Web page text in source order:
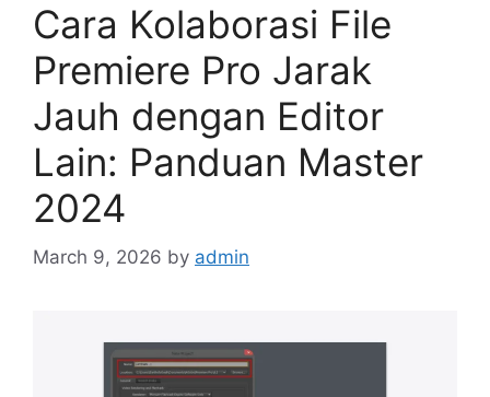
Cara Kolaborasi File
Premiere Pro Jarak
Jauh dengan Editor
Lain: Panduan Master
2024
March 9, 2026 by admin